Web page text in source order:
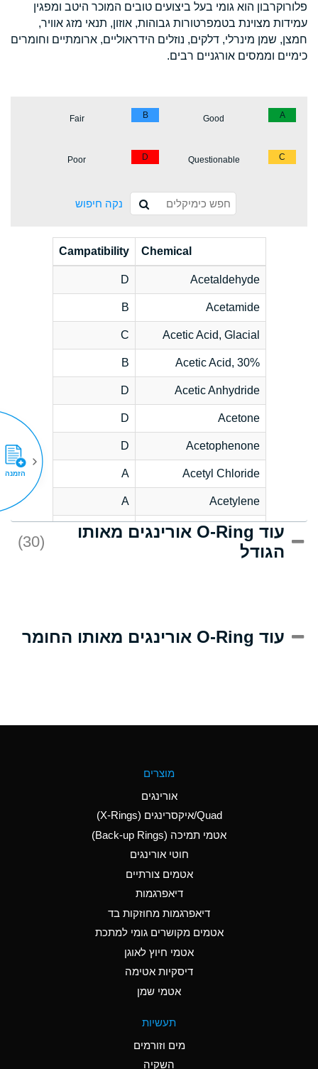
פלורוקרבון הוא גומי בעל ביצועים טובים המוכר היטב ומפגין
עמידות מצוינת בטמפרטורות גבוהות, אוזון, תנאי מזג אוויר,
חמצן, שמן מינרלי, דלקים, נוזלים הידראוליים, ארומתיים וחומרים
כימיים וממסים אורגניים רבים.
A
Good
B
Fair
C
Questionable
D
Poor
נקה חיפוש
Chemical
Campatibility
Acetaldehyde
D
Acetamide
B
Acetic Acid, Glacial
C
Acetic Acid, 30%
B
Acetic Anhydride
D
Acetone
D
Acetophenone
D
Acetyl Chloride
A
Acetylene
A
Acrlylonitrile
C
Adipic Acid
(Aqueous)
Aluminum Nitrate
(Aqueous)
Aluminum Phosphate
Ammonia Anhydrous
D
Ammonia Gas (cold)
D
Ammonia Gas (hot)
עוד O-Ring אורינגים מאותו
הגודל
(30)
עוד O-Ring אורינגים מאותו החומר
מוצרים
אורינגים
Quad/איקסרינגים (X-Rings)
אטמי תמיכה (Back-up Rings)
חוטי אורינגים
אטמים צורתיים
דיאפרגמות
דיאפרגמות מחוזקות בד
אטמים מקושרים גומי למתכת
אטמי חיוץ לאוגן
דיסקיות אטימה
אטמי שמן
תעשיות
מים וזורמים
השקיה
הזמנה